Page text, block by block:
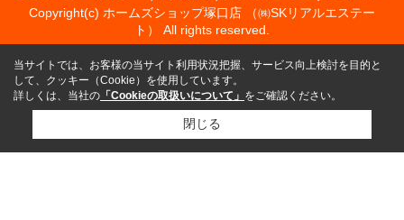
Copyright(c) ホームズショップ塚口店 （㈱SKリアルエステー
ト） All rights reserved.
当サイトでは、お客様の当サイト利用状況把握、サービス向上検討を目的と
して、クッキー（Cookie）を使用しています。
詳しくは、当社の 「Cookieの取扱いについて」 をご確認ください。
閉じる